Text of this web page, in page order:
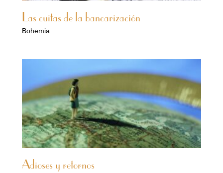
Las cuitas de la bancarización
Bohemia
Adioses y retornos